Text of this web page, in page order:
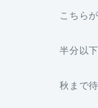
こちら
半分以
秋まで